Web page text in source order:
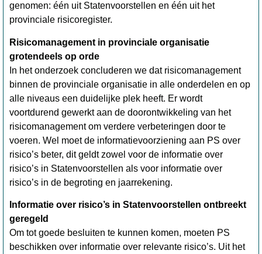
genomen: één uit Statenvoorstellen en één uit het
provinciale risicoregister.
Risicomanagement in provinciale organisatie
grotendeels op orde
In het onderzoek concluderen we dat risicomanagement
binnen de provinciale organisatie in alle onderdelen en op
alle niveaus een duidelijke plek heeft. Er wordt
voortdurend gewerkt aan de doorontwikkeling van het
risicomanagement om verdere verbeteringen door te
voeren. Wel moet de informatievoorziening aan PS over
risico’s beter, dit geldt zowel voor de informatie over
risico’s in Statenvoorstellen als voor informatie over
risico’s in de begroting en jaarrekening.
Informatie over risico’s in Statenvoorstellen ontbreekt
geregeld
Om tot goede besluiten te kunnen komen, moeten PS
beschikken over informatie over relevante risico’s. Uit het